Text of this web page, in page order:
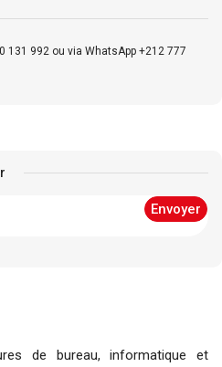
131 992 ou via WhatsApp +212 777
de bureau, informatique et